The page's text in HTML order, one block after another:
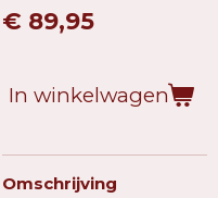
€ 89,95
In winkelwagen
Omschrijving